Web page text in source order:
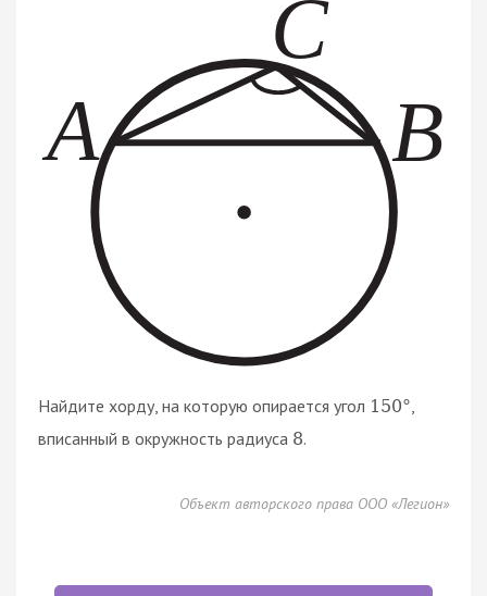
Найдите хорду, на которую опирается угол 150°,
вписанный в окружность радиуса 8.
Объект авторского права ООО «Легион»